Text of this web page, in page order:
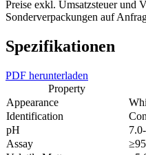
Preise exkl. Umsatzsteuer und
Sonderverpackungen auf
Spezifikationen
PDF herunterladen
Property
Appearance
Identification
pH
Assay